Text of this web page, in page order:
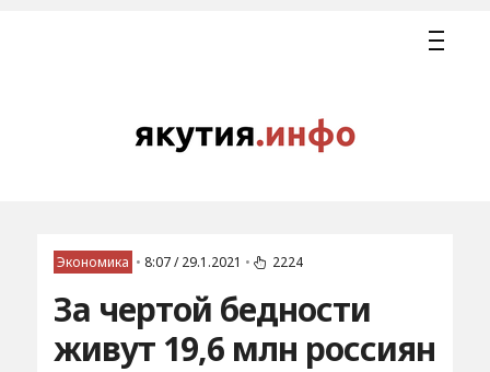
Экономика • 8:07 / 29.1.2021 • 2224
За чертой бедности
живут 19,6 млн россиян